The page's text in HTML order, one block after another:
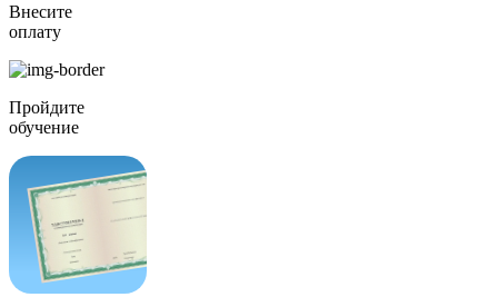
Внесите
оплату
Пройдите
обучение